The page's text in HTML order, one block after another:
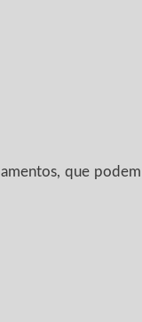
que podem